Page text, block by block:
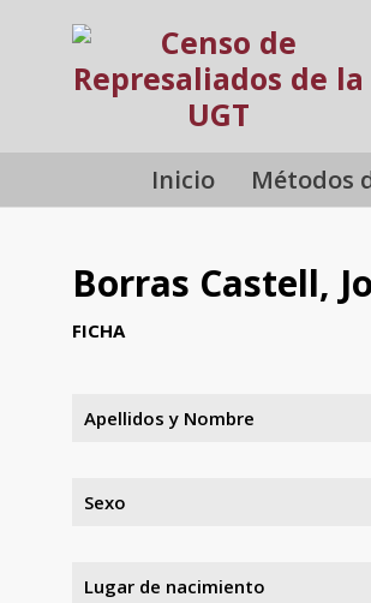
Inicio Métodos
Borras Castell,
FICHA
Apellidos y Nombre
Sexo
Lugar de nacimiento